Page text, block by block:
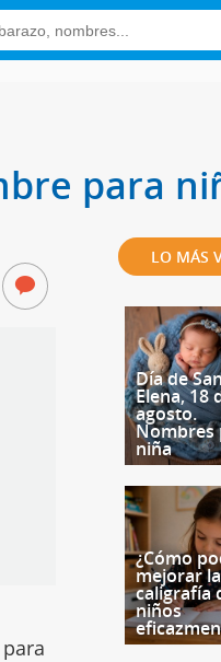
para
LO MÁS
Día de
Elena, 18
agosto.
Nombres
niña
¿Cómo
mejorar la
caligrafía
niños